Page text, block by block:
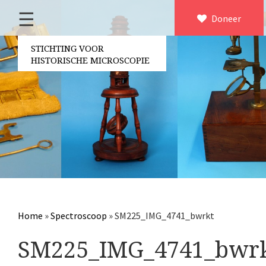
×
Home
Over ons
Contact
Bestuur
Vrijwilligers
Partners
Jaarverslagen
Microscopen
Elektrische meetapparatuur
Doneer
☰
STICHTING VOOR
HISTORISCHE MICROSCOPIE
Home »Spectroscoop »SM225_IMG_4741_bwrkt